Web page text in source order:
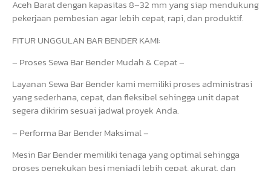
Aceh Barat dengan kapasitas 8–32 mm yang siap mendukung
pekerjaan pembesian agar lebih cepat, rapi, dan produktif.
FITUR UNGGULAN BAR BENDER KAMI:
– Proses Sewa Bar Bender Mudah & Cepat –
Layanan Sewa Bar Bender kami memiliki proses administrasi
yang sederhana, cepat, dan fleksibel sehingga unit dapat
segera dikirim sesuai jadwal proyek Anda.
– Performa Bar Bender Maksimal –
Mesin Bar Bender memiliki tenaga yang optimal sehingga
proses penekukan besi menjadi lebih cepat, akurat, dan